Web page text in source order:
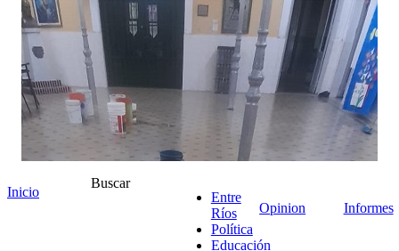
Inicio
Buscar
Entre
Ríos
Política
Educación
Opinion Informes